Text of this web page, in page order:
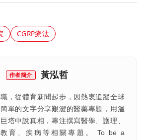
CGRP療法
作者簡介 黃泓哲
，從體育新聞起步，因熱衷追蹤全球
單的文字分享艱澀的醫藥專題，用溫
塔中說真相，專注撰寫醫學、護理、
育、疾病等相關專題。 To be a